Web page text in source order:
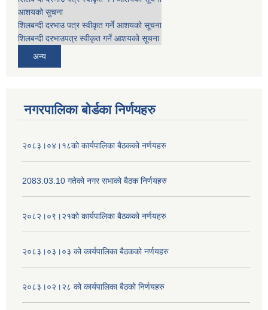
आशयको सुचना
शिलबन्दी दरभाउ पत्र स्वीकृत गर्ने आशयको सूचना
शिलबन्दी दरभाउपत्र स्वीकृत गर्ने आशयको सूचना
अन्य
नगरपालिका बोर्डका निर्णयहरु
२०८३।०४।१८को कार्यपालिका बैठकको नर्णयहरु
2083.03.10 गतेको नगर सभाको बैठक निर्णयहरु
२०८२।०९।२१को कार्यपालिका बैठकको नर्णयहरु
२०८३।०३।०३ को कार्यपालिका बैठकको नर्णयहरु
२०८३।०२।२८ को कार्यपालिका बैठको निर्णयहरु